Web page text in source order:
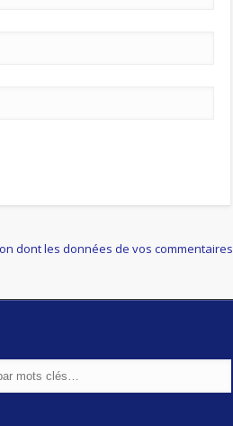
dont les données de vos commentaires